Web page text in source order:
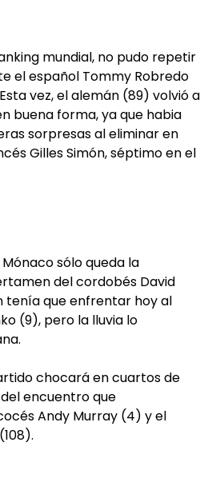
mundial, no pudo repetir
el español Tommy Robredo
vez, el alemán (89) volvió a
buena forma, ya que habia
sorpresas al eliminar en
Gilles Simón, séptimo en el
sólo queda la
del cordobés David
tenía que enfrentar hoy al
(9), pero la lluvia lo
chocará en cuartos de
encuentro que
Andy Murray (4) y el